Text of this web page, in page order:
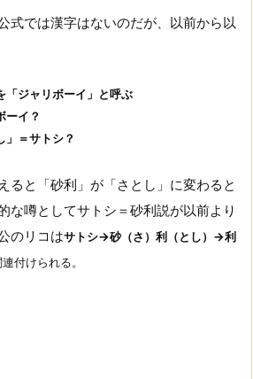
式では漢字はないのだが、以前から以
「ジャリボーイ」と呼ぶ
ーイ？
」＝サトシ？
ると「砂利」が「さとし」に変わると
な噂としてサトシ＝砂利説が以前より
のリコはサトシ→砂（さ）利（とし）→利
付けられる。